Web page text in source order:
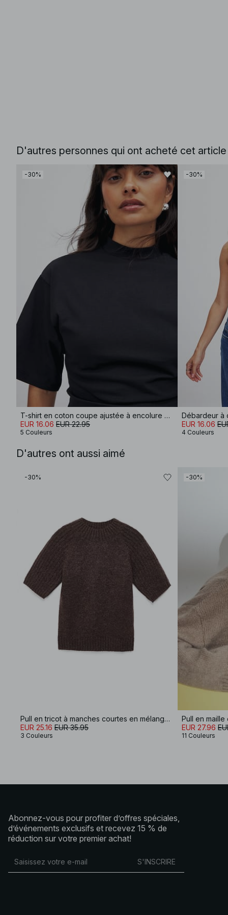
D'autres personnes qui ont acheté cet
-30%
T-shirt en coton coupe ajustée à encolure cheminée
EUR 16.06 EUR 22.95
5 Couleurs
-30%
Débardeur à
EUR 16.06
4 Couleurs
D'autres ont aussi aimé
-30%
Pull en tricot à manches courtes en mélange de laine
EUR 25.16 EUR 35.95
3 Couleurs
-30%
EUR 27.96
11 Couleurs
Abonnez-vous pour profiter d’offres spéciales,
d’événements exclusifs et recevez 15 % de
réduction sur votre premier achat!
S'INSCRIRE